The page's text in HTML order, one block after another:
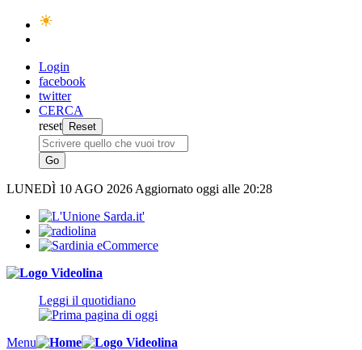
Login
facebook
twitter
CERCA
reset
LUNEDÌ 10 AGO 2026 Aggiornato oggi alle 20:28
Leggi il quotidiano
Menu